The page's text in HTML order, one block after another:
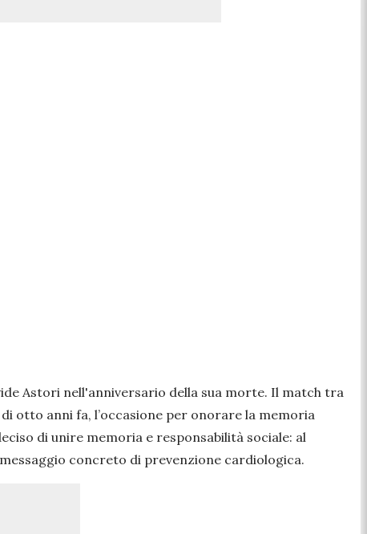
Astori nell'anniversario della sua morte. Il match tra
otto anni fa, l’occasione per onorare la memoria
di unire memoria e responsabilità sociale: al
concreto di prevenzione cardiologica.